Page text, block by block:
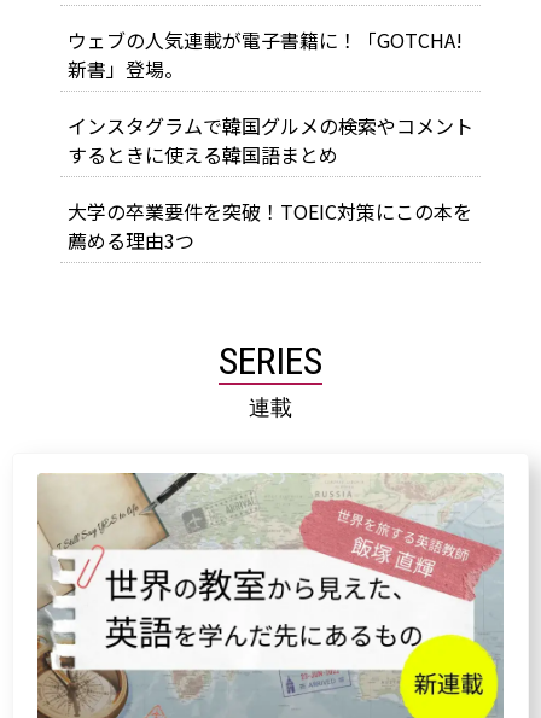
ウェブの人気連載が電子書籍に！「GOTCHA!
新書」登場。
インスタグラムで韓国グルメの検索やコメント
するときに使える韓国語まとめ
大学の卒業要件を突破！TOEIC対策にこの本を
薦める理由3つ
SERIES
連載